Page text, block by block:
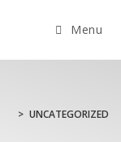
Menu
> UNCATEGORIZED